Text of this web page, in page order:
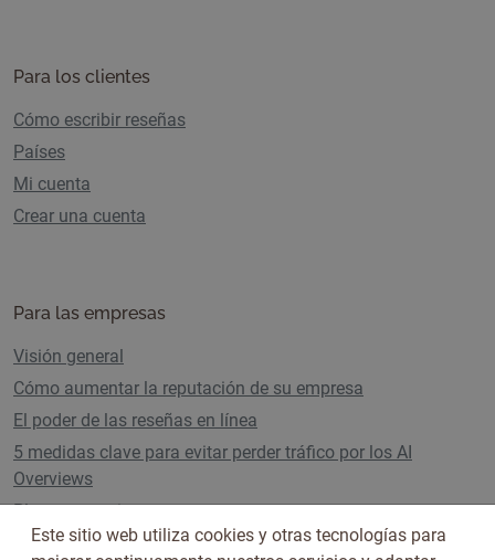
Para los clientes
Cómo escribir reseñas
Países
Mi cuenta
Crear una cuenta
Para las empresas
Visión general
Cómo aumentar la reputación de su empresa
El poder de las reseñas en línea
5 medidas clave para evitar perder tráfico por los AI
Overviews
Planes y precios
Este sitio web utiliza cookies y otras tecnologías para